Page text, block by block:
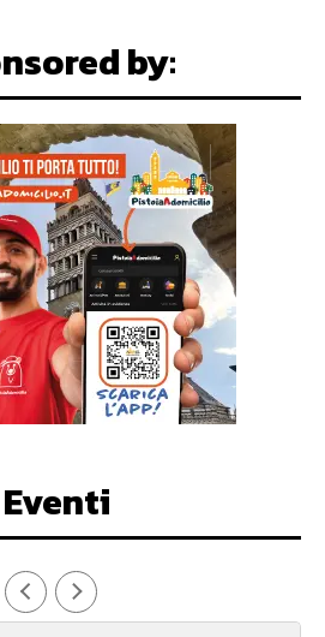
by:
Eventi